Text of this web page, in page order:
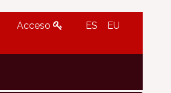
Acceso ES EU